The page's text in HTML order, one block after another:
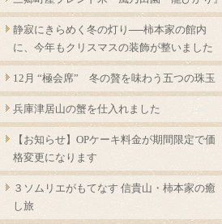
静寂にきらめく冬の灯り──柿本家の館内
に、今年もクリスマスの装飾が整いました
12月 “極会席” 冬の贅を味わう五つの珠玉
兵庫津居山の蟹を仕入れました
【お知らせ】OPケーキ料金が期間限定で価
格変更になります
３ソムリエがもてなす 信貴山・柿本家の癒
し旅